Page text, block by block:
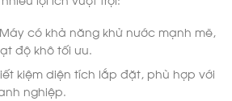
có khả năng khử nước mạnh mẽ,
độ khô tối ưu.
kiệm diện tích lắp đặt, phù hợp với
nghiệp.